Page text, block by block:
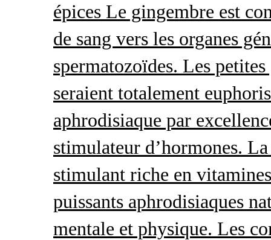
épices Le gingembre est
de sang vers les organes
spermatozoïdes. Les
seraient totalement
aphrodisiaque par
stimulateur d’hormones.
stimulant riche en
puissants aphrodisiaques
mentale et physique. Les